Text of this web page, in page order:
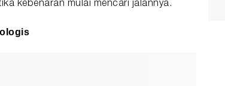
kebenaran mulai mencari jalannya.